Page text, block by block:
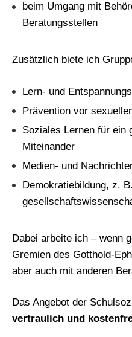
beim Umgang mit
Beratungsstellen
Zusätzlich biete ich
Lern- und
Prävention vor
Soziales Lernen für ein
Miteinander
Medien- und
Demokratiebildung, z.
Dabei arbeite ich – wenn
Gremien des Gotthold-
aber auch mit anderen
Das Angebot der
vertraulich und